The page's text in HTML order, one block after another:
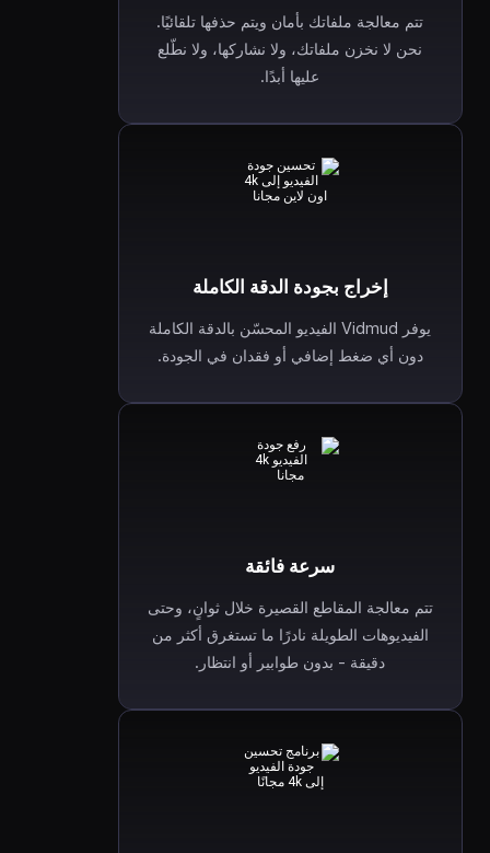
تتم معالجة ملفاتك بأمان ويتم حذفها تلقائيًا.
نحن لا نخزن ملفاتك، ولا نشاركها، ولا نطّلع
عليها أبدًا.
إخراج بجودة الدقة الكاملة
يوفر Vidmud الفيديو المحسّن بالدقة الكاملة
دون أي ضغط إضافي أو فقدان في الجودة.
سرعة فائقة
تتم معالجة المقاطع القصيرة خلال ثوانٍ، وحتى
الفيديوهات الطويلة نادرًا ما تستغرق أكثر من
دقيقة - بدون طوابير أو انتظار.